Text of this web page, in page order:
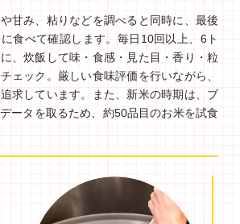
甘み、粘りなどを調べると同時に、最後
食べて確認します。毎日10回以上、6ト
、炊飯して味・食感・見た目・香り・粒
ェック。厳しい食味評価を行いながら、
求しています。また、新米の時期は、ブ
ータを取るため、約50品目のお米を試食